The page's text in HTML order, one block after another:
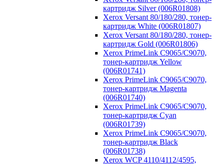
картридж Silver (006R01808)
Xerox Versant 80/180/280, тонер-
картридж White (006R01807)
Xerox Versant 80/180/280, тонер-
картридж Gold (006R01806)
Xerox PrimeLink C9065/C9070,
тонер-картридж Yellow
(006R01741)
Xerox PrimeLink C9065/C9070,
тонер-картридж Magenta
(006R01740)
Xerox PrimeLink C9065/C9070,
тонер-картридж Cyan
(006R01739)
Xerox PrimeLink C9065/C9070,
тонер-картридж Black
(006R01738)
Xerox WCP 4110/4112/4595,